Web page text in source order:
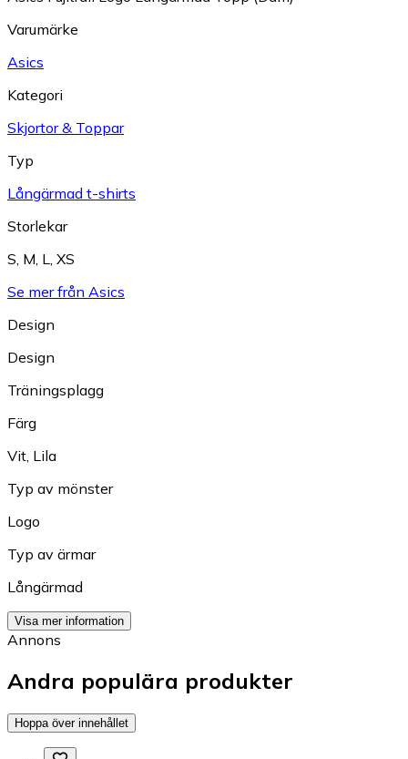
Varumärke
Asics
Kategori
Skjortor & Toppar
Typ
Långärmad t-shirts
Storlekar
S M L
XS
Se mer från Asics
Design
Design
Träningsplagg
Färg
Vit Lila
Typ av mönster
Logo
Typ av ärmar
Långärmad
Visa mer information
Annons
Andra populära produkter
Hoppa över innehållet